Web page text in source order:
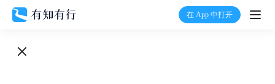
在 App 中打开
打